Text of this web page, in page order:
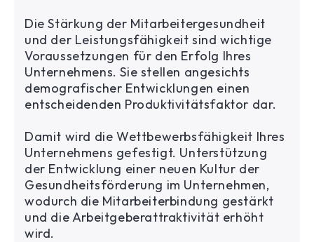
Die Stärkung der Mitarbeitergesundheit
und der Leistungsfähigkeit sind wichtige
Voraussetzungen für den Erfolg Ihres
Unternehmens. Sie stellen angesichts
demografischer Entwicklungen einen
entscheidenden Produktivitätsfaktor dar.
Damit wird die Wettbewerbsfähigkeit Ihres
Unternehmens gefestigt. Unterstützung
der Entwicklung einer neuen Kultur der
Gesundheitsförderung im Unternehmen,
wodurch die Mitarbeiterbindung gestärkt
und die Arbeitgeberattraktivität erhöht
wird.